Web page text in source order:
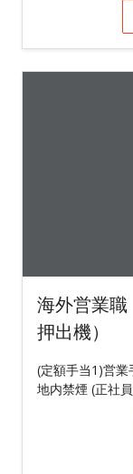
海外営業
押出機）
(定額手当1)営
地内禁煙 (正社